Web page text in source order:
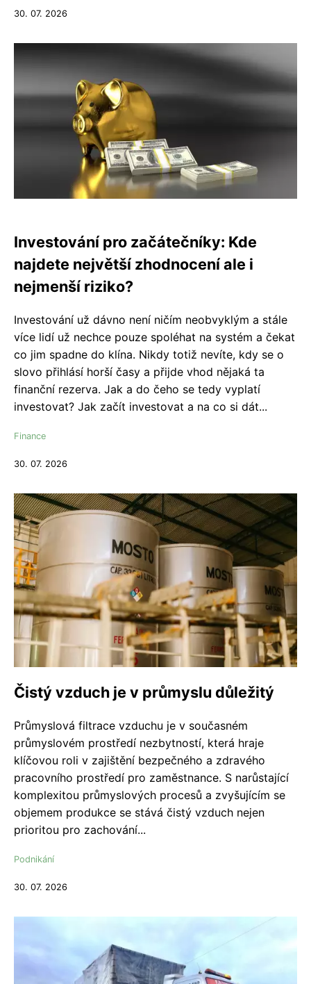
30. 07. 2026
Investování pro začátečníky: Kde
najdete největší zhodnocení ale i
nejmenší riziko?
Investování už dávno není ničím neobvyklým a stále
více lidí už nechce pouze spoléhat na systém a čekat
co jim spadne do klína. Nikdy totiž nevíte, kdy se o
slovo přihlásí horší časy a přijde vhod nějaká ta
finanční rezerva. Jak a do čeho se tedy vyplatí
investovat? Jak začít investovat a na co si dát...
Finance
30. 07. 2026
Čistý vzduch je v průmyslu důležitý
Průmyslová filtrace vzduchu je v současném
průmyslovém prostředí nezbytností, která hraje
klíčovou roli v zajištění bezpečného a zdravého
pracovního prostředí pro zaměstnance. S narůstající
komplexitou průmyslových procesů a zvyšujícím se
objemem produkce se stává čistý vzduch nejen
prioritou pro zachování...
Podnikání
30. 07. 2026